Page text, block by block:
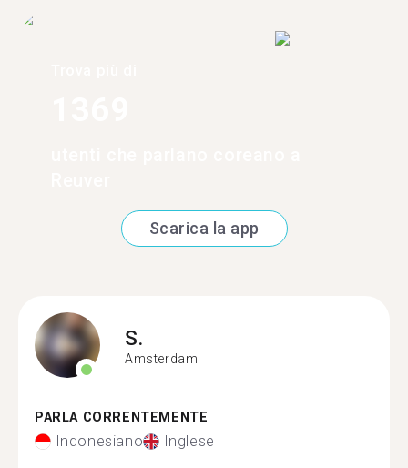
Scarica la app
S.
Amsterdam
PARLA CORRENTEMENTE
Indonesiano Inglese